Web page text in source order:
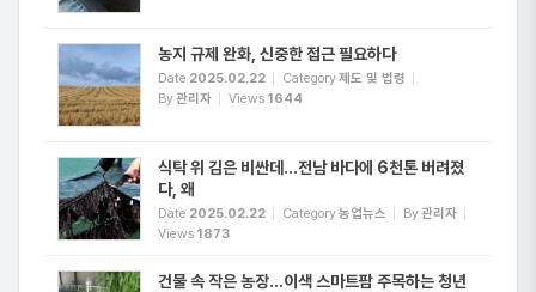
농지 규제 완화, 신중한 접근 필요하다
Date 2025.02.22 Category제도 및 법령
By관리자 Views 1644
식탁 위 김은 비싼데…전남 바다에 6천톤 버려졌
다, 왜
Date 2025.02.22 Category농업뉴스 By관리자
Views 1873
건물 속 작은 농장…이색 스마트팜 주목하는 청년